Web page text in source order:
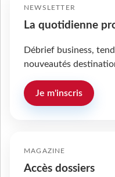
NEWSLETTER
La quotidienne
Débrief business,
nouveautés
Je m'inscris
MAGAZINE
Accès dossiers